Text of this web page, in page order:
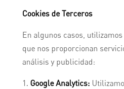
Cookies de Terceros
En algunos casos,
que nos proporcionan
análisis y publicidad:
Google Analytics: